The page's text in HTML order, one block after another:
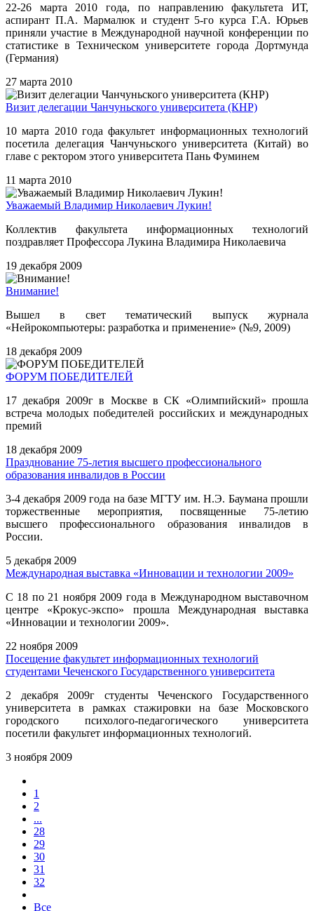
22-26 марта 2010 года, по направлению факультета ИТ,
аспирант П.А. Мармалюк и студент 5-го курса Г.А. Юрьев
приняли участие в Международной научной конференции по
статистике в Техническом университете города Дортмунда
(Германия)
27 марта 2010
Визит делегации Чанчуньского университета (КНР)
10 марта 2010 года факультет информационных технологий
посетила делегация Чанчуньского университета (Китай) во
главе с ректором этого университета Пань Фуминем
11 марта 2010
Уважаемый Владимир Николаевич Лукин!
Коллектив факультета информационных технологий
поздравляет Профессора Лукина Владимира Николаевича
19 декабря 2009
Внимание!
Вышел в свет тематический выпуск журнала
«Нейрокомпьютеры: разработка и применение» (№9, 2009)
18 декабря 2009
ФОРУМ ПОБЕДИТЕЛЕЙ
17 декабря 2009г в Москве в СК «Олимпийский» прошла
встреча молодых победителей российских и международных
премий
18 декабря 2009
Празднование 75-летия высшего профессионального
образования инвалидов в России
3-4 декабря 2009 года на базе МГТУ им. Н.Э. Баумана прошли
торжественные мероприятия, посвященные 75-летию
высшего профессионального образования инвалидов в
России.
5 декабря 2009
Международная выставка «Инновации и технологии 2009»
С 18 по 21 ноября 2009 года в Международном выставочном
центре «Крокус-экспо» прошла Международная выставка
«Инновации и технологии 2009».
22 ноября 2009
Посещение факультет информационных технологий
студентами Чеченского Государственного университета
2 декабря 2009г студенты Чеченского Государственного
университета в рамках стажировки на базе Московского
городского психолого-педагогического университета
посетили факультет информационных технологий.
3 ноября 2009
1
2
...
28
29
30
31
32
Все